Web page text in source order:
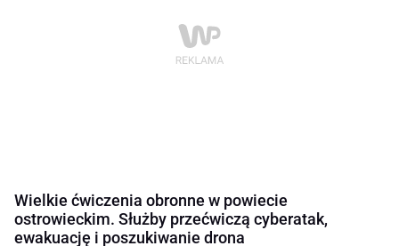
Wielkie ćwiczenia obronne w powiecie
ostrowieckim. Służby przećwiczą cyberatak,
ewakuację i poszukiwanie drona